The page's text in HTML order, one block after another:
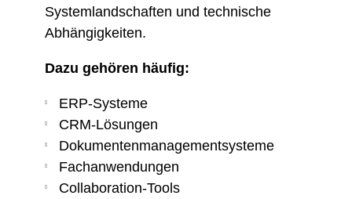
Systemlandschaften und technische
Abhängigkeiten.
Dazu gehören häufig:
ERP-Systeme
CRM-Lösungen
Dokumentenmanagementsysteme
Fachanwendungen
Collaboration-Tools